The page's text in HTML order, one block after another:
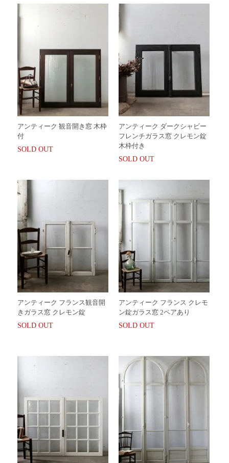
アンティーク 観音開き窓 木枠
付
SOLD OUT
アンティーク ダークシャビー
フレンチガラス窓 クレモン錠
木枠付き
SOLD OUT
アンティーク フランス観音開
きガラス窓 クレモン錠
SOLD OUT
アンティーク フランス クレモ
ン錠ガラス窓 2ペアあり
SOLD OUT